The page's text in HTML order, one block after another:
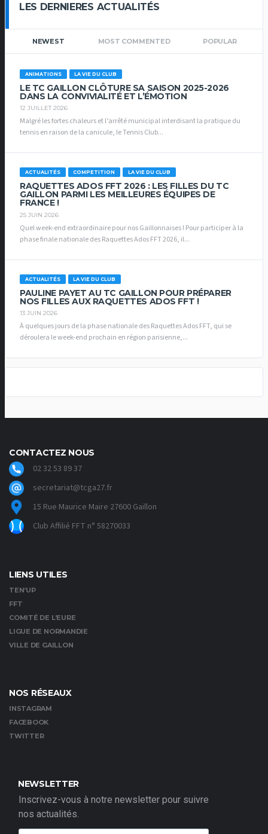
LES DERNIERES ACTUALITÉS
NEWEST MOST COMMENTED POPULAR
ANIMATIONS LA VIE DU CLUB
LE TC GAILLON CLÔTURE SA SAISON 2025-2026
DANS LA CONVIVIALITÉ ET L’ÉMOTION
12 JUILLET 2026
Malgré les fortes chaleurs et l’arrêté municipal interdisant la pratique du
tennis en raison de la canicule, le Tennis Club...
ACTUALITÉS COMPETITION LA VIE DU CLUB
RAQUETTES ADOS FFT 2026 : LES FILLES DU TC
GAILLON PARMI LES MEILLEURES ÉQUIPES DE
FRANCE !
25 JUIN 2026
Quel week-end extraordinaire pour nos Gaillonnaises ! Pour participer à la
phase finale nationale des Raquettes Ados FFT 2026, il...
ACTUALITÉS LA VIE DU CLUB
PAULINE PAYET AU TC GAILLON POUR PRÉPARER
NOS FILLES AUX RAQUETTES ADOS FFT !
13 JUIN 2026
À quelques jours de la phase nationale des Raquettes Ados FFT, qui se
déroulera le week-end prochain en région parisienne,...
CONTACTEZ NOUS
02 32 53 89 37
secretariat@tcga27.fr
15 Rue Maurice Maire 27600 Gaillon
Club Affilié FFT n° 58270033
LIENS UTILES
TEN’UP
FFT
COMITÉ DE L’EURE
LIGUE DE NORMANDIE
VILLE DE GAILLON
NOS RÉSEAUX
INSTAGRAM
FACEBOOK
TWITTER
NEWSLETTER
Inscrivez-vous à notre newsletter pour suivre
nos actualités.